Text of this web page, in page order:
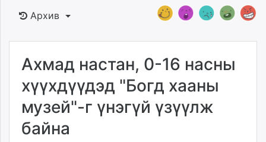
Банк санхүү
Бизнес ААН
Төрийн
Нийслэлийн
dorgio.mn
Gogo.mn
Архив
Ахмад настан, 0-16 насны
хүүхдүүдэд "Богд хааны
музей"-г үнэгүй үзүүлж
байна